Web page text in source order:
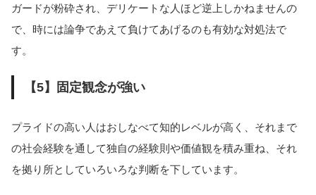
ガードが粉砕され、デリケートな人ほど逆上しかねませんの
で、時には論争であえて負けてあげるのも有効な対処法で
す。
【5】固定観念が強い
プライドの高い人はおしなべて知的レベルが高く、それまで
の社会経験を通して独自の経験則や価値観を積み重ね、それ
を拠り所としていろいろな判断を下しています。